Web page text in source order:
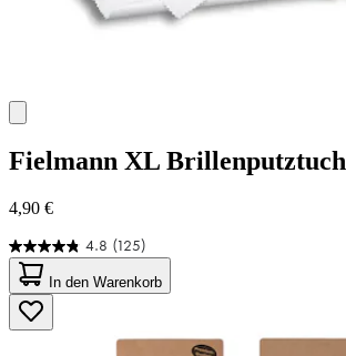
Fielmann XL Brillenputztuch
4,90 €
4.8 (125)
4.8
von
5
Sternen.
125
In den Warenkorb